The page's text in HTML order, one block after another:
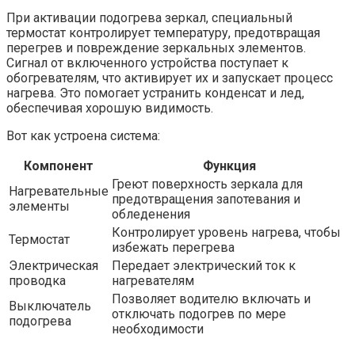
При активации подогрева зеркал, специальный
термостат контролирует температуру, предотвращая
перегрев и повреждение зеркальных элементов.
Сигнал от включенного устройства поступает к
обогревателям, что активирует их и запускает процесс
нагрева. Это помогает устранить конденсат и лед,
обеспечивая хорошую видимость.
Вот как устроена система:
Компонент
Функция
Нагревательные
элементы
Греют поверхность зеркала для
предотвращения запотевания и
обледенения
Термостат
Контролирует уровень нагрева, чтобы
избежать перегрева
Электрическая
проводка
Передает электрический ток к
нагревателям
Выключатель
подогрева
Позволяет водителю включать и
отключать подогрев по мере
необходимости